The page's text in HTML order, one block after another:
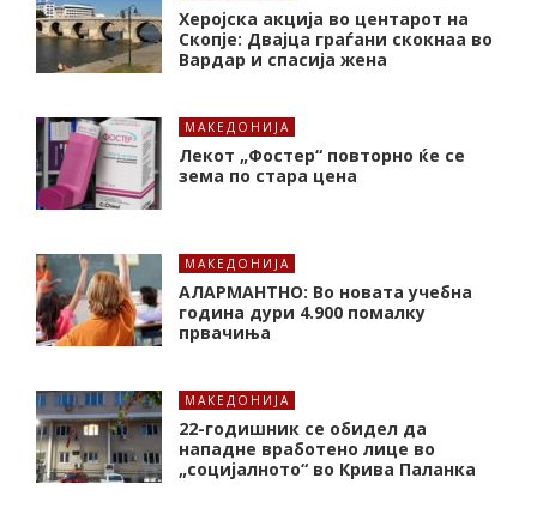
Херојска акција во центарот на
Скопје: Двајца граѓани скокнаа во
Вардар и спасија жена
МАКЕДОНИЈА
Лекот „Фостер“ повторно ќе се
зема по стара цена
МАКЕДОНИЈА
АЛАРМАНТНО: Во новата учебна
година дури 4.900 помалку
првачиња
МАКЕДОНИЈА
22-годишник се обидел да
нападне вработено лице во
„социјалното“ во Крива Паланка